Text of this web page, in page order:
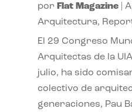
por Flat Magazine|
Arquitectura,
El 29 Congreso
Arquitectas de la
julio, ha sido
colectivo de
generaciones, Pau